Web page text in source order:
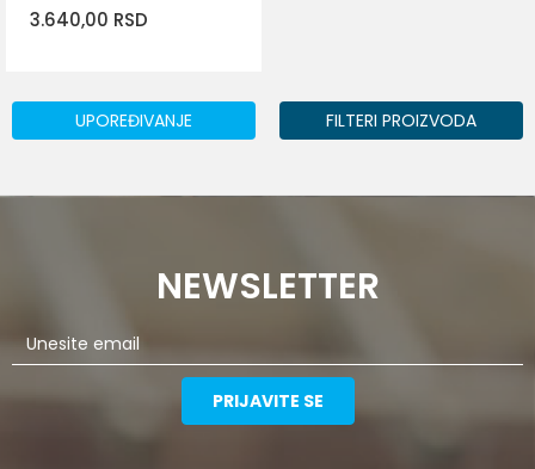
3.640,00 RSD
Veličina DODAJ U KORPU
UPOREĐIVANJE FILTERI PROIZVODA
NEWSLETTER
PRIJAVITE SE